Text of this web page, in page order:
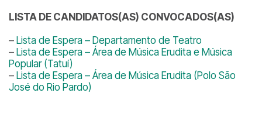
LISTA DE CANDIDATOS(AS) CONVOCADOS(AS)
– Lista de Espera – Departamento de Teatro
– Lista de Espera – Área de Música Erudita e Música
Popular (Tatuí)
– Lista de Espera – Área de Música Erudita (Polo São
José do Rio Pardo)